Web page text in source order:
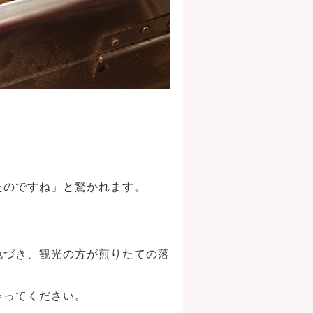
ですね」と驚かれます。
き、観光の方が煎りたての落
てください。